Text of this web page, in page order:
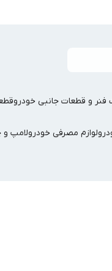
فنر و قطعات جانبی خودرو
لوازم مصرفی خودرولامپ و